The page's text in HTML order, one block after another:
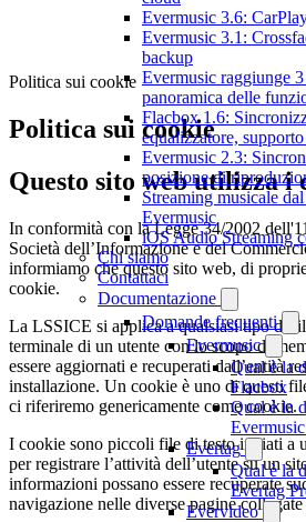
Evermusic 3.6:
Evermusic 3.1:
backup
Evermusic raggiunge
panoramica delle
Flacbox 1.6:
equalizzatore,
Evermusic 2.3:
posizione di
Streaming musicale
Evermusic
iOS Audio Streaming
Chi siamo
Contattaci
Documentazione
Domande frequenti
Evermusic
Qual è la
Flacbox
Qual è la
Evertag
Qual è la
Evertag
Evervideo
Politica sui cookie
Politica sui cookie
Questo sito web utilizza i
In conformità con la Legge 34/2002
Società dell’Informazione e del
informiamo che questo sito web, di
cookie.
La LSSICE si applica a qualsiasi tipo di
terminale di un utente con lo scopo di
essere aggiornati e recuperati dall’entità
installazione. Un cookie è uno di questi
ci riferiremo genericamente come cookie.
I cookie sono piccoli file di testo inviati a
per registrare l’attività dell’utente su un
informazioni possano essere recuperate
navigazione nelle diverse pagine